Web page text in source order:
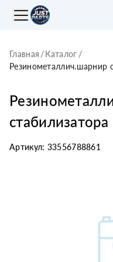
Главная /Каталог /
Резинометаллич.шарнир
Артикул: 33556788861